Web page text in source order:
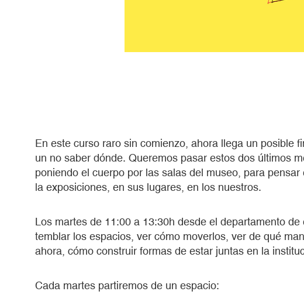
En este curso raro sin comienzo, ahora llega un posible
un no saber dónde. Queremos pasar estos dos últimos
poniendo el cuerpo por las salas del museo, para
la exposiciones, en sus lugares, en los nuestros.
Los martes de 11:00 a 13:30h desde el departamento
temblar los espacios, ver cómo moverlos, ver de qué
ahora, cómo construir formas de estar juntas en la
Cada martes partiremos de un espacio: